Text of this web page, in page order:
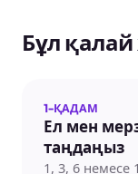
Бұл қалай
1-ҚАДАМ
Ел мен
таңдаңыз
1, 3, 6 немесе